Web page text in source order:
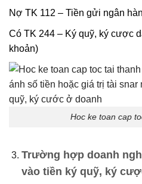
Nợ TK 112 – Tiền gửi ngân
Có TK 244 – Ký quỹ, ký cược
khoản)
Hoc ke toan cap
Trường hợp doanh
vào tiền ký quỹ, ký